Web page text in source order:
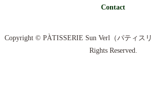
Contact
Copyright © PÀTISSERIE Sun Verl（パティス
Rights Reserved.